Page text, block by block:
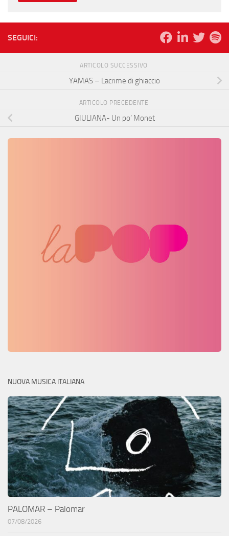
SEGUICI:
ARTICOLO SUCCESSIVO
YAMAS – Lacrime di ghiaccio
ARTICOLO PRECEDENTE
GIULIANA- Un po’ Monet
NUOVA MUSICA ITALIANA
PALOMAR – Palomar
07/08/2026